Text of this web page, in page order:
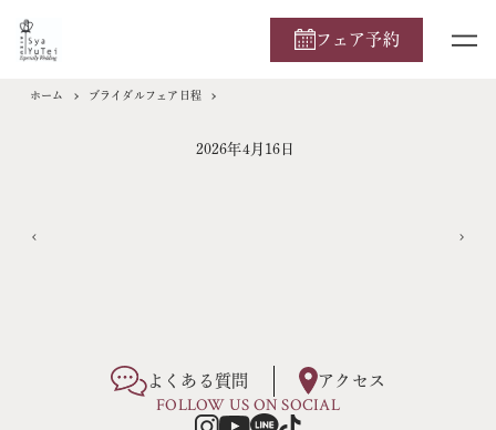
フェア予約
ホーム ブライダルフェア日程
2026年4月16日
よくある質問 アクセス
FOLLOW US ON SOCIAL